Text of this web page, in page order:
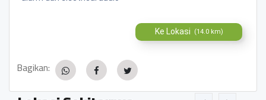
Ke Lokasi (14.0 km)
Bagikan: